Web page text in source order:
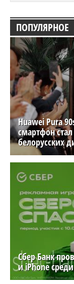
ПОПУЛЯРНОЕ
Huawei Pura
смартфон
белорусских
Сбер Банк
и iPhone